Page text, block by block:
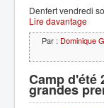
Denfert vendredi
Lire davantage
Par : Dominique
Camp d'été
grandes